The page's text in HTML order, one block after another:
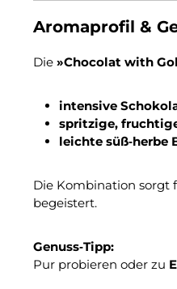
Aromaprofil &
Die »Chocolat with
intensive
spritzige,
leichte süß‑herbe
Die Kombination sorgt
begeistert.
Genuss‑Tipp:
Pur probieren oder zu